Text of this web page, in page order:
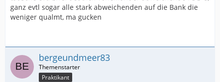
ganz evtl sogar alle stark abweichenden auf die Bank die
weniger qualmt, ma gucken
bergeundmeer83
Praktikant